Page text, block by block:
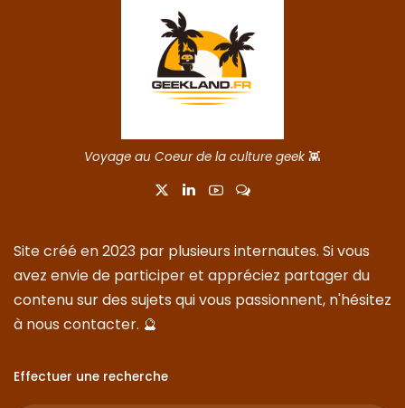
Voyage au Coeur de la culture geek👾
Site créé en 2023 par plusieurs internautes. Si vous
avez envie de participer et appréciez partager du
contenu sur des sujets qui vous passionnent, n'hésitez
à nouscontacter. 🔮
Effectuer une recherche